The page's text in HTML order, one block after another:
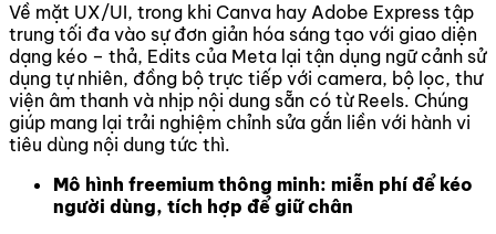
Về mặt UX/UI, trong khi Canva hay Adobe Express tập
trung tối đa vào sự đơn giản hóa sáng tạo với giao diện
dạng kéo – thả, Edits của Meta lại tận dụng ngữ cảnh sử
dụng tự nhiên, đồng bộ trực tiếp với camera, bộ lọc, thư
viện âm thanh và nhịp nội dung sẵn có từ Reels. Chúng
giúp mang lại trải nghiệm chỉnh sửa gắn liền với hành vi
tiêu dùng nội dung tức thì.
Mô hình freemium thông minh: miễn phí để kéo
người dùng, tích hợp để giữ chân